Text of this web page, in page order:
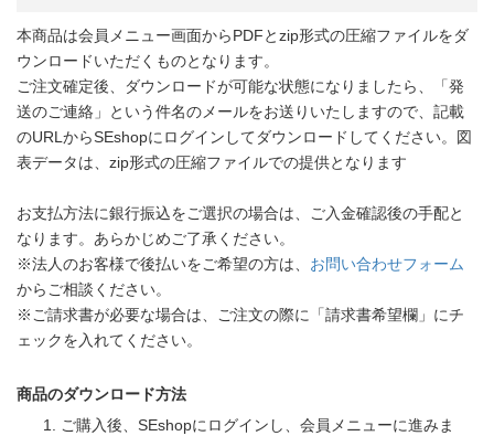
本商品は会員メニュー画面からPDFとzip形式の圧縮ファイルをダ
ウンロードいただくものとなります。
ご注文確定後、ダウンロードが可能な状態になりましたら、「発
送のご連絡」という件名のメールをお送りいたしますので、記載
のURLからSEshopにログインしてダウンロードしてください。図
表データは、zip形式の圧縮ファイルでの提供となります
お支払方法に銀行振込をご選択の場合は、ご入金確認後の手配と
なります。あらかじめご了承ください。
※法人のお客様で後払いをご希望の方は、 お問い合わせフォーム
からご相談ください。
※ご請求書が必要な場合は、ご注文の際に「請求書希望欄」にチ
ェックを入れてください。
商品のダウンロード方法
ご購入後、SEshopにログインし、会員メニューに進みま